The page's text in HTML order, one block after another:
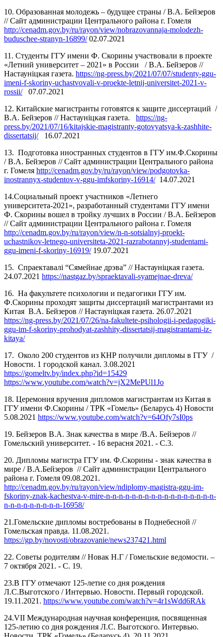
10. Образованная молодежь – будущее страны / В.А. Бейзеров
// Сайт администрации Центрального района г. Гомеля
http://cenadm.gov.by/ru/rayon/view/nobrazovannaja-molodezh-
buduschee-stranyn-16899/02.07.2021
11. Студенты ГГУ имени Ф. Скорины участвовали в проекте
«Летний университет – 2021» в России / В.А. Бейзеров //
Настаунiцкая газета. https://ng-press.by/2021/07/07/studenty-ggu-
imeni-f-skoriny-uchastvovali-v-proekte-letnij-universitet-2021-v-
rossii/07.07.2021
12. Китайские магистранты готовятся к защите диссертаций /
В.А. Бейзеров // Настаунiцкая газета. https://ng-
press.by/2021/07/16/kitajskie-magistranty-gotovyatsya-k-zashhite-
dissertatsij/16.07.2021
13. Подготовка иностранных студентов в ГГУ им.Ф.Скорины
/ В.А. Бейзеров // Сайт администрации Центрального района
г. Гомеля http://cenadm.gov.by/ru/rayon/view/podgotovka-
inostrannyx-studentov-v-ggu-imfskoriny-16914/14.07.2021
14.Социальный проект участников «Летнего
университета-2021», разработанный студентами ГГУ имени
Ф. Скорины вошел в тройку лучших в России / В.А. Бейзеров
// Сайт администрации Центрального района г. Гомеля
http://cenadm.gov.by/ru/rayon/view/n-n-sotsialnyj-proekt-
uchastnikov-letnego-universiteta-2021-razrabotannyj-studentami-
ggu-imeni-f-skoriny-16919/19.07.2021
15. Спраектавалі “Сямейнае дрэва” // Настаунiцкая газета.
24.07.2021 https://nastgaz.by/spraektavali-syamejnae-dreva/
16. На факультете психологии и педагогики ГГУ им.
Ф.Скорины проходят защиты диссертаций магистрантами из
Китая В.А. Бейзеров // Настаунiцкая газета. 26.07.2021
https://ng-press.by/2021/07/26/na-fakultete-psihologii-i-pedagogiki-
ggu-im-f-skoriny-prohodyat-zashhity-dissertatsij-magistrantami-iz-
kitaya/
17. Около 200 студентов из КНР получили дипломы в ГГУ /
Новости. 1 городской канал. 3.08.2021
https://gomeltv.by/index.php?id=15429
https://www.youtube.com/watch?v=jX2MePUl1Jo
18. Церемония вручения дипломов магистрантам из Китая в
ГГУ имени Ф.Скорины / ТРК «Гомель» (Беларусь 4) Новости
5.08.2021 https://www.youtube.com/watch?v=64Ofy7sI0ps
19. Бейзеров В.А. Знак качества в мире /В.А. Бейзеров //
Гомельский университет. - 16 верасня 2021. - С.3.
20. Дипломы магистра ГГУ им. Ф.Скорины - знак качества в
мире / В.А.Бейзеров // Сайт администрации Центрального
района г. Гомеля 09.08.2021.
http://cenadm.gov.by/ru/rayon/view/ndiplomy-magistra-ggu-im-
fskoriny-znak-kachestva-v-mire-n-n-n-n-n-n-n-n-n-n-n-n-n-n-n-n-n-
n-n-n-n-n-n-n-n-n-16958/
21.Гомельские дипломы востребованы в Поднебесной //
Гомельская правда. 11.08.2021.
https://gp.by/novosti/obrazovanie/news237421.html
22. Советы родителям // Новак Н.Г / Гомельские ведомости. –
7 октября 2021. - С. 19.
23.В ГГУ отмечают 125-летие со дня рождения
Л.С.Выготского / Интервью. Новости. Первый городской.
19.11.2021. https://www.youtube.com/watch?v=4r1sWdd6RAk
24.VII Международная научная конференция, посвященная
125-летию со дня рождения Л.С. Выготского. Интервью.